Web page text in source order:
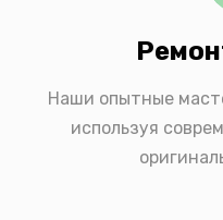
Наши опытные
используя